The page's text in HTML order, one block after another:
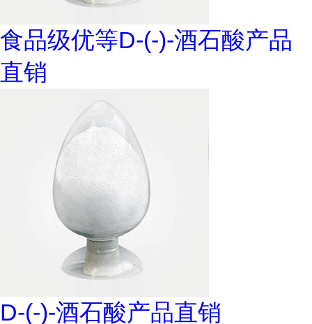
食品级优等D-(-)-酒石酸产品
直销
D-(-)-酒石酸产品直销